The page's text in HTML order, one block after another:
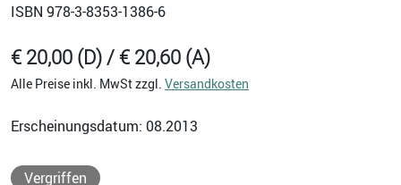
ISBN 978-3-8353-1386-6
€ 20,00 (D) / € 20,60 (A)
Alle Preise inkl. MwSt zzgl. Versandkosten
Erscheinungsdatum: 08.2013
Vergriffen